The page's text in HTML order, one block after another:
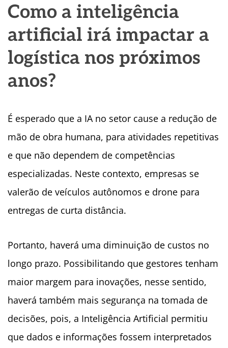
Como a inteligência
artificial irá impactar a
logística nos próximos
anos?
É esperado que a IA no setor cause a redução de
mão de obra humana, para atividades repetitivas
e que não dependem de competências
especializadas. Neste contexto, empresas se
valerão de veículos autônomos e drone para
entregas de curta distância.
Portanto, haverá uma diminuição de custos no
longo prazo. Possibilitando que gestores tenham
maior margem para inovações, nesse sentido,
haverá também mais segurança na tomada de
decisões, pois, a Inteligência Artificial permitiu
que dados e informações fossem interpretados